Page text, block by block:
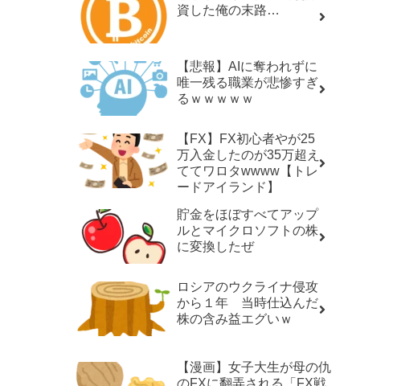
資した俺の末路…
【悲報】AIに奪われずに
唯一残る職業が悲惨すぎ
るｗｗｗｗｗ
【FX】FX初心者やが25
万入金したのが35万超え
ててワロタwwww【トレ
ードアイランド】
貯金をほぼすべてアップ
ルとマイクロソフトの株
に変換したぜ
ロシアのウクライナ侵攻
から１年 当時仕込んだ
株の含み益エグいｗ
【漫画】女子大生が母の仇
のFXに翻弄される「FX戦